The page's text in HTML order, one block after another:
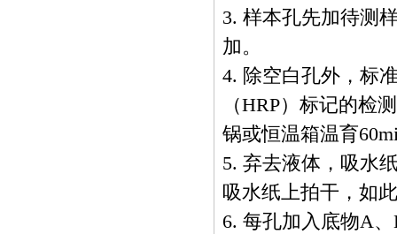
3. 样本孔先加待测
加。
4. 除空白孔外，标
（HRP）标记的检
锅或恒温箱温育
5. 弃去液体，吸水
吸水纸上拍干，如
6. 每孔加入底物A